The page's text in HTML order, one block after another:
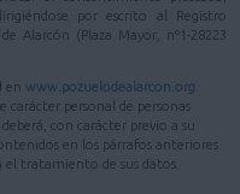
por escrito al Registro
Alarcón (Plaza Mayor, nº1-28223
en www.pozuelodealarcon.org
carácter personal de personas
con carácter previo a su
en los párrafos anteriores
el tratamiento de sus datos.